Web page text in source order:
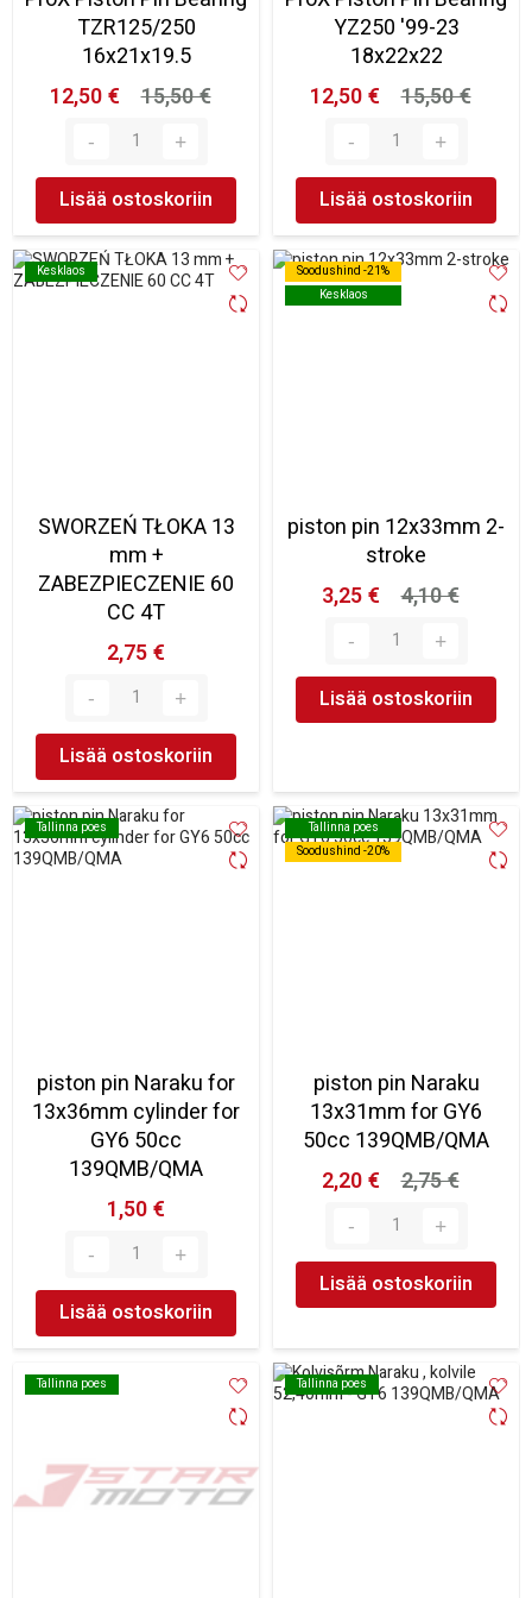
TZR125/250
16x21x19.5
12,50 €
15,50 €
Lisää ostoskoriin
YZ250 '99-23
18x22x22
12,50 €
15,50 €
Lisää ostoskoriin
Kesklaos
Kesklaos
SWORZEŃ TŁOKA 13
mm +
ZABEZPIECZENIE 60
CC 4T
2,75 €
Lisää ostoskoriin
Soodushind -21%
Kesklaos
Soodushind -21%
Kesklaos
piston pin 12x33mm 2-
stroke
3,25 €
4,10 €
Lisää ostoskoriin
Tallinna poes
Tallinna poes
piston pin Naraku for
13x36mm cylinder for
GY6 50cc
139QMB/QMA
1,50 €
Lisää ostoskoriin
Tallinna poes
Soodushind -20%
Tallinna poes
Soodushind -20%
piston pin Naraku
13x31mm for GY6
50cc 139QMB/QMA
2,20 €
2,75 €
Lisää ostoskoriin
Tallinna poes
Tallinna poes Tallinna poes
Tallinna poes